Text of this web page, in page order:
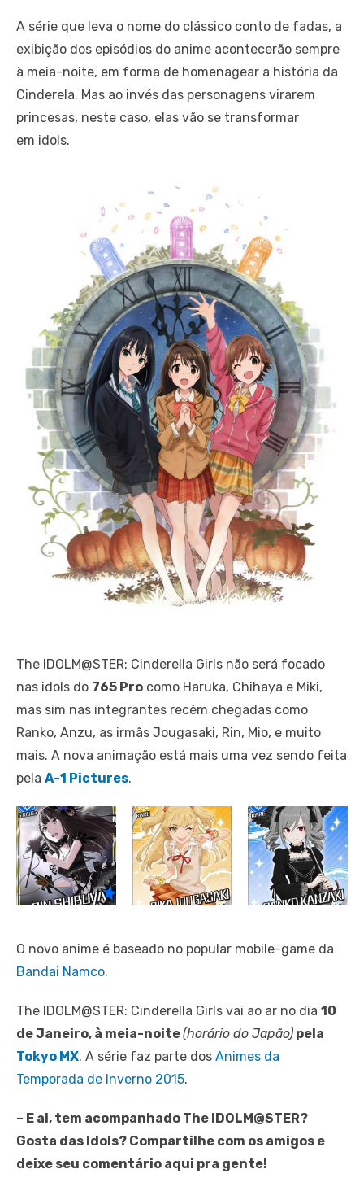
A série que leva o nome do clássico conto de fadas, a
exibição dos episódios do anime acontecerão sempre
à meia-noite, em forma de homenagear a história da
Cinderela. Mas ao invés das personagens virarem
princesas, neste caso, elas vão se transformar
em idols.
The IDOLM@STER: Cinderella Girls não será focado
nas idols do 765 Pro como Haruka, Chihaya e Miki,
mas sim nas integrantes recém chegadas como
Ranko, Anzu, as irmãs Jougasaki, Rin, Mio, e muito
mais. A nova animação está mais uma vez sendo feita
pela A-1 Pictures.
O novo anime é baseado no popular mobile-game da
Bandai Namco.
The IDOLM@STER: Cinderella Girls vai ao ar no dia 10
de Janeiro, à meia-noite(horário do Japão) pela
Tokyo MX. A série faz parte dos Animes da
Temporada de Inverno 2015.
– E ai, tem acompanhado The IDOLM@STER?
Gosta das Idols? Compartilhe com os amigos e
deixe seu comentário aqui pra gente!